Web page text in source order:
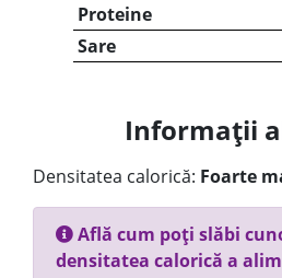
Proteine
Sare
Informații
Densitatea calorică: Foarte
Află cum poți slăbi
densitatea calorică a